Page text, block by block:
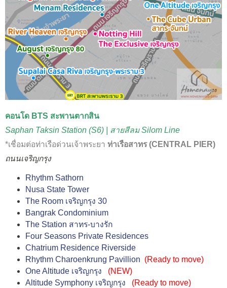
คอนโด BTS สะพานตากสิน
Saphan Taksin Station (S6) | สายสีลม Silom Line
*เชื่อมต่อท่าเรือด่วนเจ้าพระยา ท่าเรือสาทร (CENTRAL PIER)
ถนนเจริญกรุง
Rhythm Sathorn
Nusa State Tower
The Room เจริญกรุง 30
Bangrak Condominium
The Station สาทร-บางรัก
Four Seasons Private Residences
Chatrium Residence Riverside
Rhythm Charoenkrung Pavillion (Ready to move)
One Altitude เจริญกรุง
(NEW)
Altitude Symphony เจริญกรุง
(Ready to move)